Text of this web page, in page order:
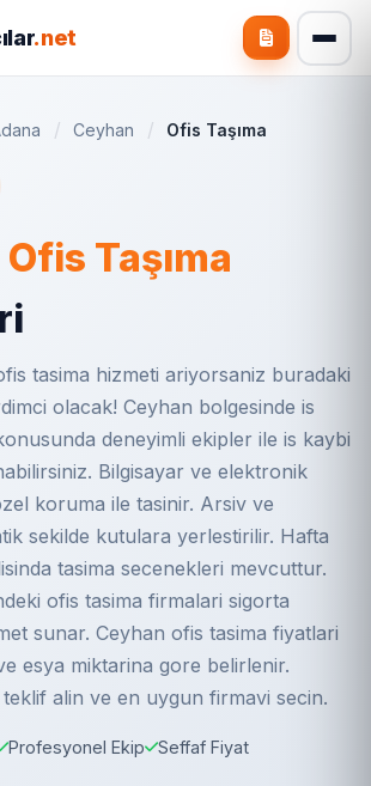
.net
Ceyhan Ofis Taşıma
Ofis Taşıma
tasima hizmeti ariyorsaniz buradaki
olacak! Ceyhan bolgesinde is
deneyimli ekipler ile is kaybi
Bilgisayar ve elektronik
koruma ile tasinir. Arsiv ve
sekilde kutulara yerlestirilir. Hafta
tasima secenekleri mevcuttur.
ofis tasima firmalari sigorta
sunar. Ceyhan ofis tasima fiyatlari
esya miktarina gore belirlenir.
alin ve en uygun firmavi secin.
Profesyonel Ekip
Seffaf Fiyat